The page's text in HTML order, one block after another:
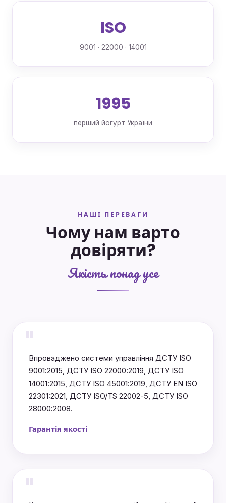
ISO
9001 · 22000 · 14001
1995
перший йогурт України
НАШІ ПЕРЕВАГИ
Чому нам варто
довіряти?
Якість понад усе
"Впроваджено системи управління ДСТУ ISO
9001:2015, ДСТУ ISO 22000:2019, ДСТУ ISO
14001:2015, ДСТУ ISO 45001:2019, ДСТУ EN ISO
22301:2021, ДСТУ ISO/TS 22002-5, ДСТУ ISO
28000:2008.
Гарантія якості
"